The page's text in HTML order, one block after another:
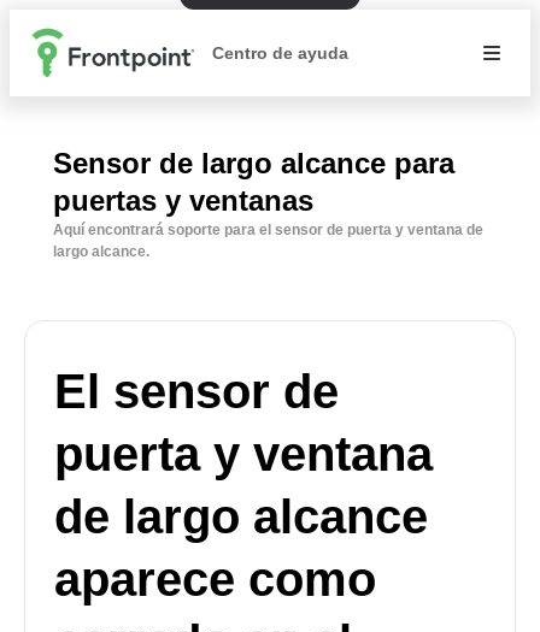
Centro de ayuda
Sensor de largo alcance para
puertas y ventanas
Aquí encontrará soporte para el sensor de puerta y ventana de
largo alcance.
El sensor de
puerta y ventana
de largo alcance
aparece como